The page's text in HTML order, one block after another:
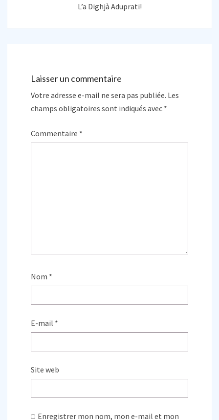
L’a Dighjà Aduprati!
Laisser un commentaire
Votre adresse e-mail ne sera pas publiée. Les
champs obligatoires sont indiqués avec *
Commentaire *
Nom *
E-mail *
Site web
Enregistrer mon nom, mon e-mail et mon